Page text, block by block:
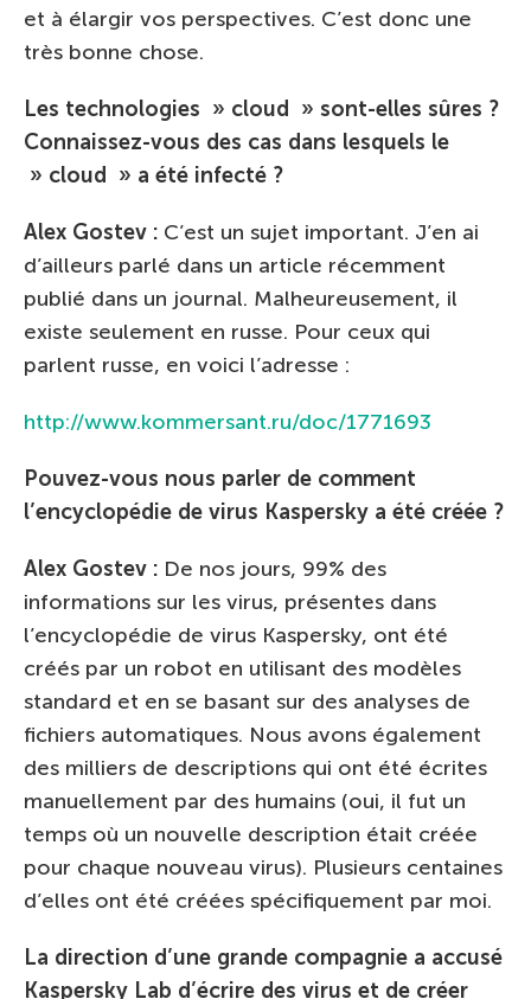
et à élargir vos perspectives. C’est donc une
très bonne chose.
Les technologies » cloud » sont-elles sûres ?
Connaissez-vous des cas dans lesquels le
» cloud » a été infecté ?
Alex Gostev : C’est un sujet important. J’en ai
d’ailleurs parlé dans un article récemment
publié dans un journal. Malheureusement, il
existe seulement en russe. Pour ceux qui
parlent russe, en voici l’adresse :
http://www.kommersant.ru/doc/1771693
Pouvez-vous nous parler de comment
l’encyclopédie de virus Kaspersky a été créée ?
Alex Gostev : De nos jours, 99% des
informations sur les virus, présentes dans
l’encyclopédie de virus Kaspersky, ont été
créés par un robot en utilisant des modèles
standard et en se basant sur des analyses de
fichiers automatiques. Nous avons également
des milliers de descriptions qui ont été écrites
manuellement par des humains (oui, il fut un
temps où un nouvelle description était créée
pour chaque nouveau virus). Plusieurs centaines
d’elles ont été créées spécifiquement par moi.
La direction d’une grande compagnie a accusé
Kaspersky Lab d’écrire des virus et de créer